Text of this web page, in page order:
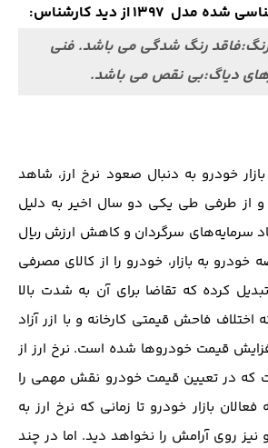
شده مدل 1397
از دید کارشناس:
رنگ شدگی می باشد. فنی
دیاگ:بی نقص می باشد.
خودرو به دنبال صعود نرخ ارز، شاهد
و از طرفی طی یکی دو سال اخیر به‌ دلیل
سرمایه‌های سرگردان و کاهش ارزش ریال
به بازار، خودرو را از کالای مصرفی
کرده که تقاضا برای آن به شدت بالا
فاحش قیمتی کارخانه و با ازر آزاد
قیمت خودروها شده است. نرخ ارز از
که در تعیین قیمت خودرو نقش مهمی را
بازار خودرو تا زمانی که نرخ ارز به
نیز روی آرامش را نخواهد دید. اما در چند